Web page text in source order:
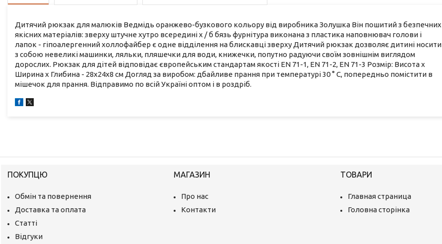
Дитячий рюкзак для малюків Ведмідь оранжево-бузкового кольору від виробника Золушка Він пошитий з безпечних
якісних матеріалів: зверху штучне хутро всередині х / б бязь фурнітура виконана з пластика наповнювач голови і
лапок - гіпоалергенний холлофайбер є одне відділення на блискавці зверху Дитячий рюкзак дозволяє дитині носити
з собою невеликі машинки, ляльки, пляшечки для води, книжечки, попутно радуючи своїм зовнішнім виглядом
дорослих. Рюкзак для дітей відповідає європейським стандартам якості EN 71-1, EN 71-2, EN 71-3 Розмір: Висота х
Ширина х Глибина - 28х24х8 см Догляд за виробом: дбайливе прання при температурі 30 ° С, попередньо помістити в
мішечок для прання. Відправимо по всій Україні оптом і в роздріб.
ПОКУПЦЮ
Обмін та повернення
Доставка та оплата
Статті
Відгуки
МАГАЗИН
Про нас
Контакти
ТОВАРИ
Главная страница
Головна сторінка